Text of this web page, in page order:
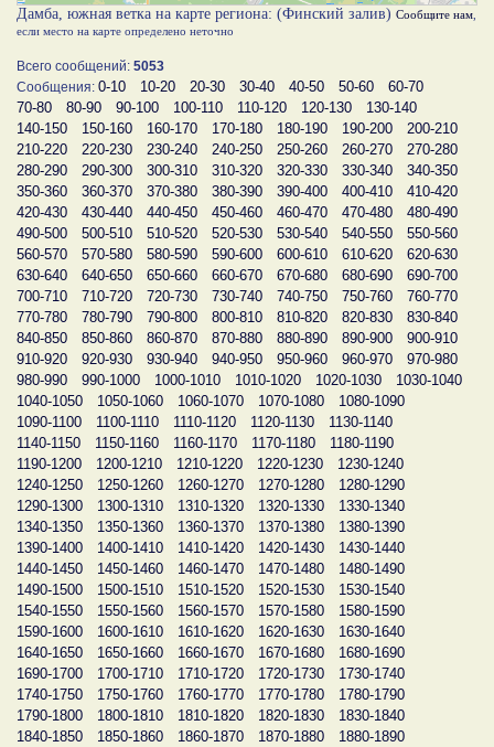
Дамба, южная ветка на карте региона: (Финский залив) Сообщите нам
если место на карте определено неточно
Всего сообщений: 5053
Сообщения: 0-10 10-20 20-30 30-40 40-50 50-60
60-70
70-80
80-90 90-100 100-110 110-120 120-130
130-140
140-150
150-160 160-170 170-180 180-190 190-200
200-210
210-220
220-230 230-240 240-250 250-260 260-270
270-280
280-290
290-300 300-310 310-320 320-330 330-340
340-350
350-360
360-370 370-380 380-390 390-400 400-410
410-420
420-430
430-440 440-450 450-460 460-470 470-480
480-490
490-500
500-510 510-520 520-530 530-540 540-550
550-560
560-570
570-580 580-590 590-600 600-610 610-620
620-630
630-640
640-650 650-660 660-670 670-680 680-690
690-700
700-710
710-720 720-730 730-740 740-750 750-760
760-770
770-780
780-790 790-800 800-810 810-820 820-830
830-840
840-850
850-860 860-870 870-880 880-890 890-900
900-910
910-920
920-930 930-940 940-950 950-960 960-970
970-980
980-990
990-1000 1000-1010 1010-1020 1020-1030
1030-1040
1040-1050
1050-1060 1060-1070 1070-1080
1080-1090
1090-1100
1100-1110 1110-1120 1120-1130
1130-1140
1140-1150
1150-1160 1160-1170 1170-1180
1180-1190
1190-1200
1200-1210 1210-1220 1220-1230
1230-1240
1240-1250
1250-1260 1260-1270 1270-1280
1280-1290
1290-1300
1300-1310 1310-1320 1320-1330
1330-1340
1340-1350
1350-1360 1360-1370 1370-1380
1380-1390
1390-1400
1400-1410 1410-1420 1420-1430
1430-1440
1440-1450
1450-1460 1460-1470 1470-1480
1480-1490
1490-1500
1500-1510 1510-1520 1520-1530
1530-1540
1540-1550
1550-1560 1560-1570 1570-1580
1580-1590
1590-1600
1600-1610 1610-1620 1620-1630
1630-1640
1640-1650
1650-1660 1660-1670 1670-1680
1680-1690
1690-1700
1700-1710 1710-1720 1720-1730
1730-1740
1740-1750
1750-1760 1760-1770 1770-1780
1780-1790
1790-1800
1800-1810 1810-1820 1820-1830
1830-1840
1840-1850
1850-1860 1860-1870 1870-1880
1880-1890